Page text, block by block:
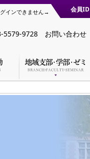
インできません→ 会員ID
5579-9728 お問い合わせ